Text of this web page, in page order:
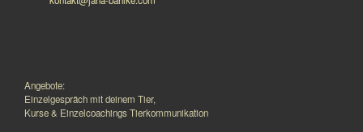
Angebote:
Einzelgespräch mit deinem Tier,
Kurse & Einzelcoachings Tierkommunikation